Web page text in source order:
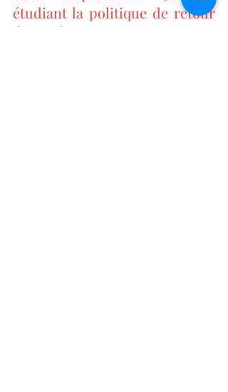
étudiant la politique de retour
du vendeur.